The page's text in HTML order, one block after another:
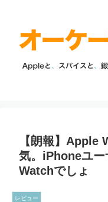
【朗報】Apple
気。iPhoneユ
Watchでしょ
レビュー